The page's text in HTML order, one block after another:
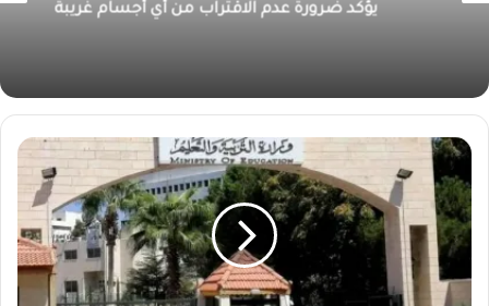
يؤكد ضرورة عدم الاقتراب من أي أجسام غريبة